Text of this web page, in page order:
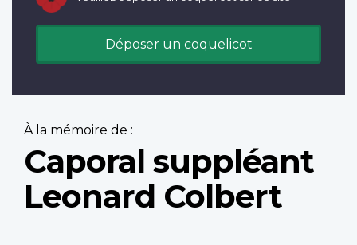
Déposer un coquelicot
À la mémoire de :
Caporal suppléant
Leonard Colbert